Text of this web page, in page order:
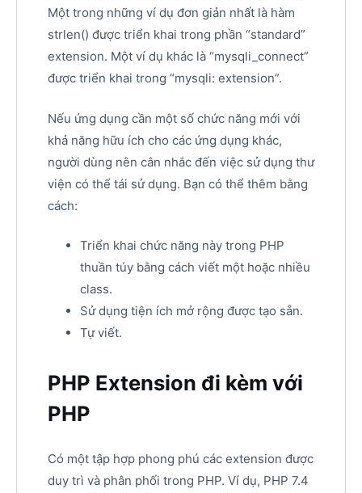
Một trong những ví dụ đơn giản nhất là hàm
strlen() được triển khai trong phần “standard”
extension. Một ví dụ khác là “mysqli_connect”
được triển khai trong “mysqli: extension”.
Nếu ứng dụng cần một số chức năng mới với
khả năng hữu ích cho các ứng dụng khác,
người dùng nên cân nhắc đến việc sử dụng thư
viện có thể tái sử dụng. Bạn có thể thêm bằng
cách:
Triển khai chức năng này trong PHP
thuần túy bằng cách viết một hoặc nhiều
class.
Sử dụng tiện ích mở rộng được tạo sẵn.
Tự viết.
PHP Extension đi kèm với
PHP
Có một tập hợp phong phú các extension được
duy trì và phân phối trong PHP. Ví dụ, PHP 7.4